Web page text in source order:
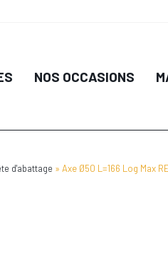
NOS OCCASIONS
d'abattage Axe Ø50 L=166 Log Max